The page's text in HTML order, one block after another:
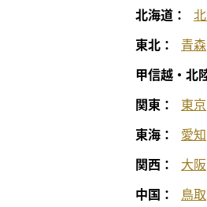
北海道：
東北：
青森
甲信越・北
関東：
東京
東海：
愛知
関西：
大阪
中国：
鳥取